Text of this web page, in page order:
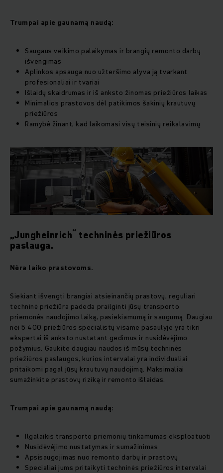
Trumpai apie gaunamą naudą:
Saugaus veikimo palaikymas ir brangių remonto darbų
išvengimas
Aplinkos apsauga nuo užteršimo alyva ją tvarkant
profesionaliai ir tvariai
Išlaidų skaidrumas ir iš anksto žinomas priežiūros laikas
Minimalios prastovos dėl patikimos šakinių krautuvų
priežiūros
Ramybė žinant, kad laikomasi visų teisinių reikalavimų
„Jungheinrich“ techninės priežiūros
paslauga.
Nėra laiko prastovoms.
Siekiant išvengti brangiai atsieinančių prastovų, reguliari
techninė priežiūra padeda prailginti jūsų transporto
priemonės naudojimo laiką, pasiekiamumą ir saugumą. Daugiau
nei 5 400 priežiūros specialistų visame pasaulyje yra tikri
ekspertai iš anksto nustatant gedimus ir nusidėvėjimo
požymius. Gaukite daugiau naudos iš mūsų techninės
priežiūros paslaugos, kurios intervalai yra individualiai
pritaikomi pagal jūsų krautuvų naudojimą. Maksimaliai
sumažinkite prastovų riziką ir remonto išlaidas.
Trumpai apie gaunamą naudą:
Ilgalaikis transporto priemonių tinkamumas eksploatuoti
Nusidėvėjimo nustatymas ir sumažinimas
Apsisaugojimas nuo remonto darbų ir prastovų
Specialiai jums pritaikyti techninės priežiūros intervalai